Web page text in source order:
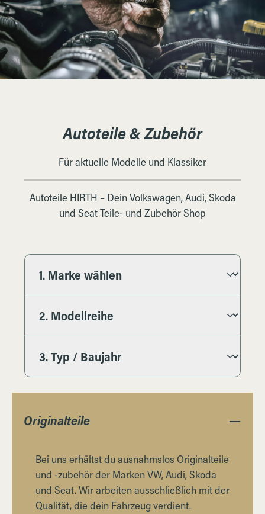
Autoteile & Zubehör
Für aktuelle Modelle und Klassiker
Autoteile HIRTH – Dein Volkswagen, Audi, Skoda
und Seat Teile- und Zubehör Shop
Originalteile
Bei uns erhältst du ausnahmslos Originalteile
und -zubehör der Marken VW, Audi, Skoda
und Seat. Wir arbeiten ausschließlich mit der
Qualität, die dein Fahrzeug verdient.